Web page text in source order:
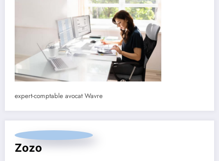
expert-comptable avocat Wavre
Zozo